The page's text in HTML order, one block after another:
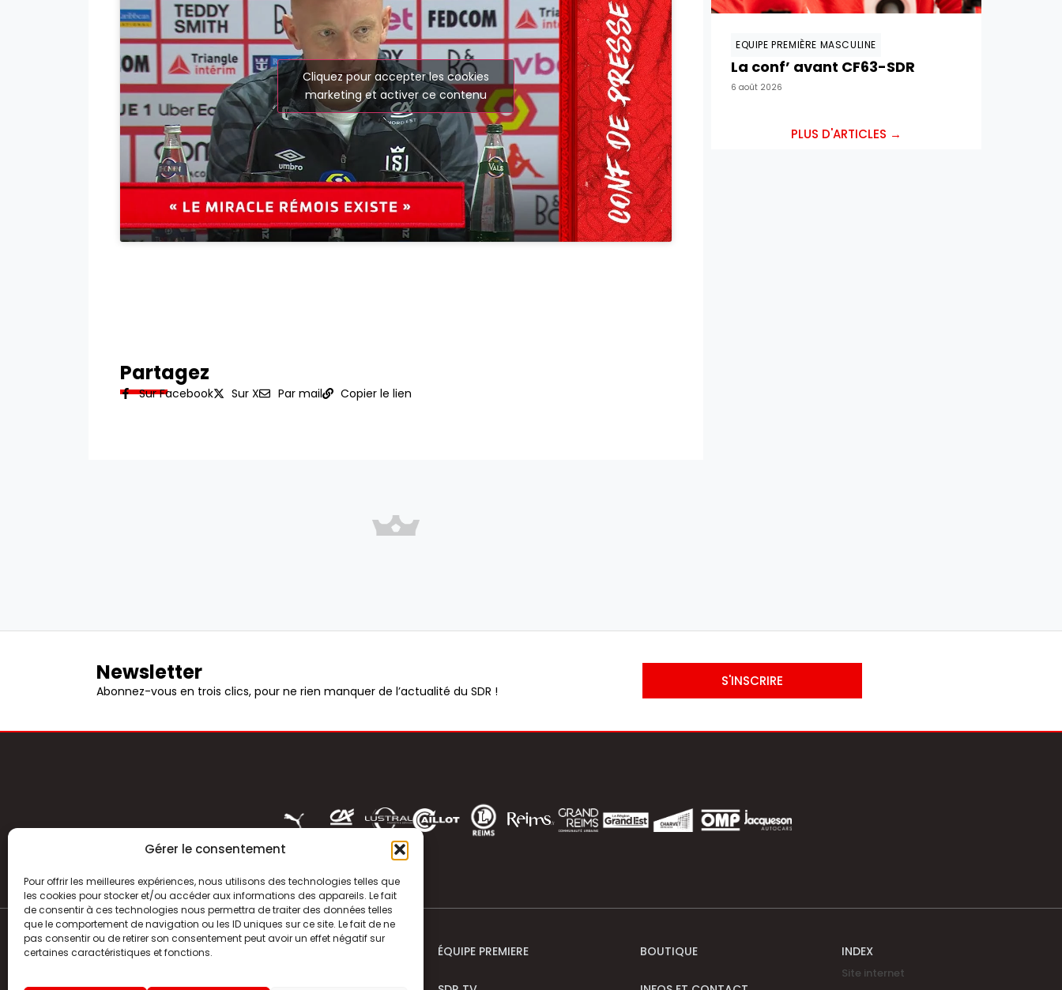
Gérer le consentement
Pour offrir les meilleures expériences, nous utilisons des technologies telles que
les cookies pour stocker et/ou accéder aux informations des appareils. Le fait
de consentir à ces technologies nous permettra de traiter des données telles
que le comportement de navigation ou les ID uniques sur ce site. Le fait de ne
pas consentir ou de retirer son consentement peut avoir un effet négatif sur
certaines caractéristiques et fonctions.
Cliquez pour accepter les cookies
marketing et activer ce contenu
Partagez
Sur Facebook Sur X Par mail Copier le lien
EQUIPE PREMIÈRE MASCULINE
La conf’ avant CF63-SDR
6 août 2026
PLUS D'ARTICLES →
Newsletter
Abonnez-vous en trois clics, pour ne rien manquer de l’actualité du SDR !
S'INSCRIRE
ÉQUIPE PREMIERE BOUTIQUE INDEX
Site internet